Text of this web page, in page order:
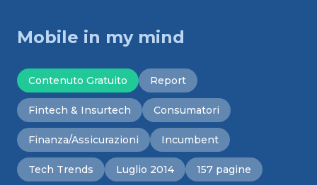
Mobile in my mind
Contenuto Gratuito Report
Fintech & Insurtech Consumatori
Finanza/Assicurazioni Incumbent
Tech Trends Luglio 2014 157 pagine